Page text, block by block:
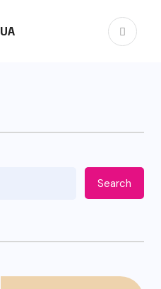
UA
Search